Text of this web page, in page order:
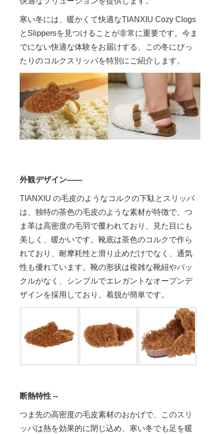
寒い冬には、暖かくて快適なTIANXIU Cozy Clogs
とSlippersを見つけることが非常に重要です。今ま
でにない快適な体験をお届けする、この冬にぴっ
たりのコルクスリッパを特別にご紹介します。
外観デザイン――
TIANXIU の毛皮のようなコルクの下駄とスリッパ
は、独特の茶色の毛皮のような素材が特徴で、つ
ま革は高密度の毛羽で覆われており、見た目にも
美しく、暖かいです。靴底は茶色のコルクで作ら
れており、耐摩耗性と滑り止めだけでなく、通気
性も優れています。靴の形状は複雑な靴紐やバッ
クルがなく、シンプルでエレガントなオープンデ
ザインを採用しており、着脱が簡単です。
断熱特性 --
つま先の高密度の毛皮素材のおかげで、このスリ
ッパは熱を効果的に閉じ込め、寒い冬でも足を暖